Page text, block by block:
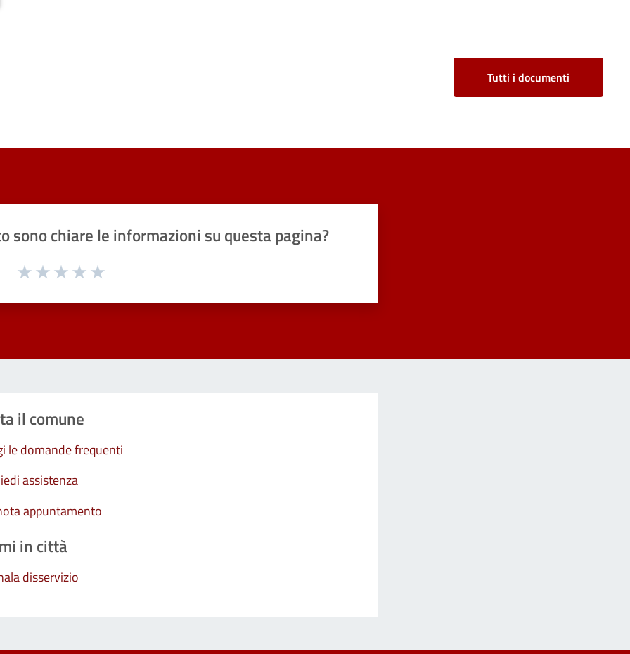
Tutti i documenti
sono chiare le informazioni su questa pagina?
1 a 5 stelle la pagina
il comune
le domande frequenti
assistenza
appuntamento
in città
disservizio